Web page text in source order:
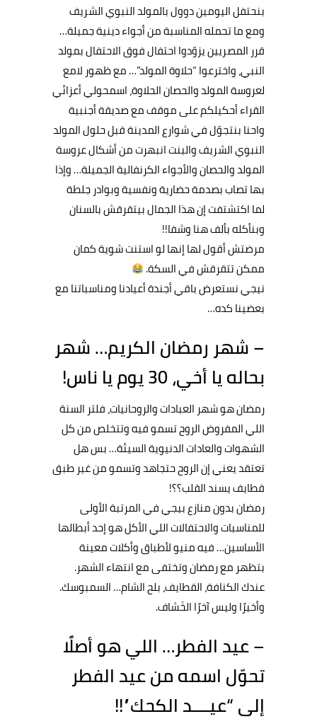
بنحتفل اليومين دوول بالمولد النبوي الشريف
ومع ما تحمله المناسبة من أجواء دينية جميلة…
قرر المصريين يزوّدوا احتفال فوق الاحتفال بمولد
النبي، واخترعوا “حلاوة المولد”… مع ظهور لامع
لعروسة المولد والحصان الحلاوة، اسمحولي أعزائي
القراء أحكيلكم على موقف مع صديقة أجنبية
واحنا بنتجوّل في شوارع المدينة قبل حلول المولد
النبوي الشريف والبنت انبهرت من أشكال عروسة
المولد والحصان والأجواء الكرنفالية الجميلة… وإذا
بها تصاب بصدمة حضارية ونفسية وبوادر جلطة
لما اكتشتفت إن هذا الجمال بيتقرقش بالسنان
وبنأكله بألف هنا وشفا!!
مرضتش أقول لها إنها لو استنت شوية كمان
ممكن تتقرقش في السكة.
نيجي نستعرض باقي أجندة أعيادنا ومناسباتنا مع
بعضينا كده…
– شهر رمضان الكريم… شهر
بحاله يا أخي، 30 يوم يا ناس!
رمضان هو شهر العبادات والروحانيات، فلتر السنة
اللي المفروض الروح تسمو فيه وتتخلص من كل
الشهوات والعادات الدنيوية السيئة… بس هل
تعتقد يعني إن الروح حتجاهد وتسمو من غير طبق
قطايف يسند القلب؟؟!
رمضان بدون منازع بيجي في المرتبة الأولى
للمناسبات والاحتفالات اللي الأكل هو إحد أبطالها
الأساسين… فيه منيو لأطباق وأكلات معينة
بتظهر مع رمضان وتختفى مع انتهاء الشهر.
عندك الكنافة، القطايف، بلح الشام… السمبوسك.
وأخيرًا وليس آخرًا الخَشاف.
– عيد الفطر… اللي هو أصلًا
تحوّل اسمه من عيد الفطر
إلى “عيــــد الكحك”!!